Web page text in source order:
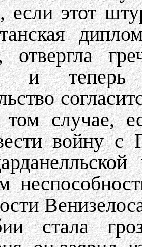
если этот
отвергла
и теперь
случае,
войну с
стала